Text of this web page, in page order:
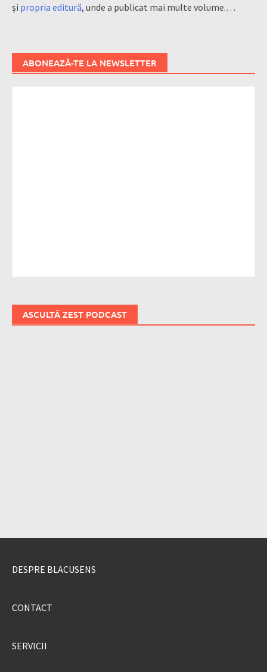
și propria editură, unde a publicat mai multe volume.…
ABONEAZĂ-TE LA NEWSLETTER
ASCULTĂ ZEST PODCAST
DESPRE BLACUSENS
CONTACT
SERVICII